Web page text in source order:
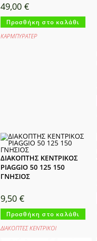
49,00 €
Προσθήκη στο καλάθι
ΚΑΡΜΠΥΡΑΤΕΡ
ΔΙΑΚΟΠΤΗΣ ΚΕΝΤΡΙΚΟΣ
PIAGGIO 50 125 150
ΓΝΗΣΙΟΣ
9,50 €
Προσθήκη στο καλάθι
ΔΙΑΚΟΠΤΕΣ ΚΕΝΤΡΙΚΟΙ